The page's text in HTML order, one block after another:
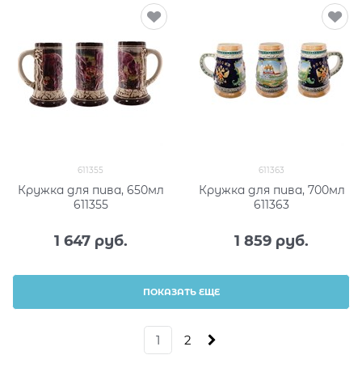
611355
Кружка для пива, 650мл
611355
1 647 руб.
611363
Кружка для пива, 700мл
611363
1 859 руб.
ПОКАЗАТЬ ЕЩЕ
1 2